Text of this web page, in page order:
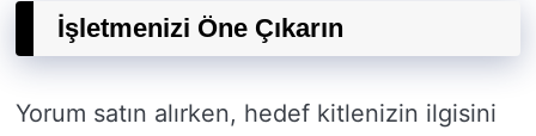
İşletmenizi Öne Çıkarın
Yorum satın alırken, hedef kitlenizin ilgisini